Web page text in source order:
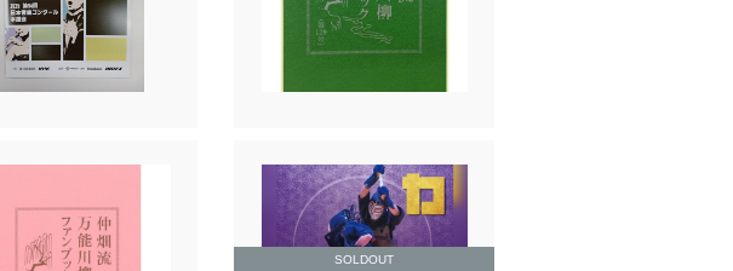
SOLDOUT